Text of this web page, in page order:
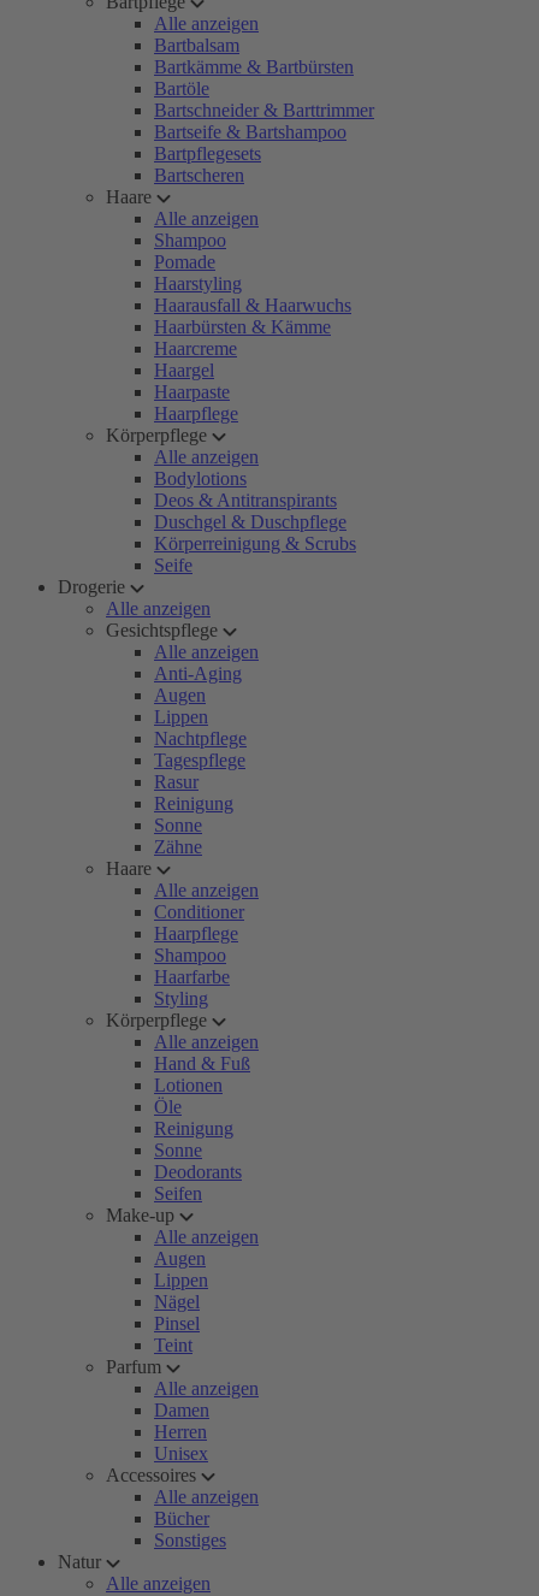
Alle anzeigen
Bartbalsam
Bartkämme & Bartbürsten
Bartöle
Bartschneider & Barttrimmer
Bartseife & Bartshampoo
Bartpflegesets
Bartscheren
Haare
Alle anzeigen
Shampoo
Pomade
Haarstyling
Haarausfall & Haarwuchs
Haarbürsten & Kämme
Haarcreme
Haargel
Haarpaste
Haarpflege
Körperpflege
Alle anzeigen
Bodylotions
Deos & Antitranspirants
Duschgel & Duschpflege
Körperreinigung & Scrubs
Seife
Drogerie
Alle anzeigen
Gesichtspflege
Alle anzeigen
Anti-Aging
Augen
Lippen
Nachtpflege
Tagespflege
Rasur
Reinigung
Sonne
Zähne
Haare
Alle anzeigen
Conditioner
Haarpflege
Shampoo
Haarfarbe
Styling
Körperpflege
Alle anzeigen
Hand & Fuß
Lotionen
Öle
Reinigung
Sonne
Deodorants
Seifen
Make-up
Alle anzeigen
Augen
Lippen
Nägel
Pinsel
Teint
Parfum
Alle anzeigen
Damen
Herren
Unisex
Accessoires
Alle anzeigen
Bücher
Sonstiges
Natur
Alle anzeigen